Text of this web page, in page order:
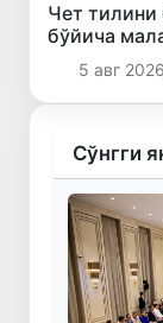
Чет
бўйича
5 авг
Сўнгги